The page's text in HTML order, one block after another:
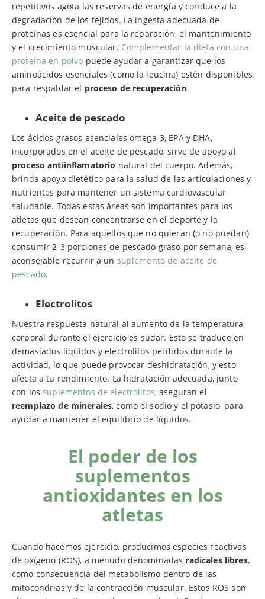
repetitivos agota las reservas de energía y conduce a la
degradación de los tejidos. La ingesta adecuada de
proteínas es esencial para la reparación, el mantenimiento
y el crecimiento muscular. Complementar la dieta con una
proteína en polvo puede ayudar a garantizar que los
aminoácidos esenciales (como la leucina) estén disponibles
para respaldar el proceso de recuperación.
Aceite de pescado
Los ácidos grasos esenciales omega-3, EPA y DHA,
incorporados en el aceite de pescado, sirve de apoyo al
proceso antiinflamatorio natural del cuerpo. Además,
brinda apoyo dietético para la salud de las articulaciones y
nutrientes para mantener un sistema cardiovascular
saludable. Todas estas áreas son importantes para los
atletas que desean concentrarse en el deporte y la
recuperación. Para aquellos que no quieran (o no puedan)
consumir 2-3 porciones de pescado graso por semana, es
aconsejable recurrir a un suplemento de aceite de
pescado.
Electrolitos
Nuestra respuesta natural al aumento de la temperatura
corporal durante el ejercicio es sudar. Esto se traduce en
demasiados líquidos y electrolitos perdidos durante la
actividad, lo que puede provocar deshidratación, y esto
afecta a tu rendimiento. La hidratación adecuada, junto
con lossuplementos de electrolitos, aseguran el
reemplazo de minerales, como el sodio y el potasio, para
ayudar a mantener el equilibrio de líquidos.
El poder de los
suplementos
antioxidantes en los
atletas
Cuando hacemos ejercicio, producimos especies reactivas
de oxígeno (ROS), a menudo denominadas radicales libres,
como consecuencia del metabolismo dentro de las
mitocondrias y de la contracción muscular. Estos ROS son